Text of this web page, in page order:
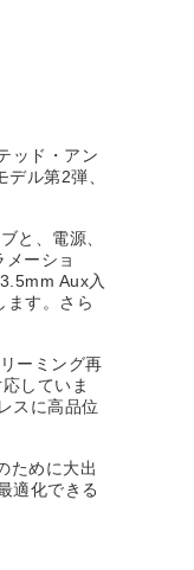
ッド・アン
ル第2弾、
と、電源、
ーショ
Aux入
ます。さら
ーミング再
していま
スに高品位
ために大出
適化できる